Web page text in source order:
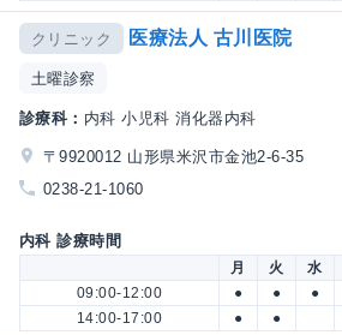
クリニック 医療法人 古川医院
土曜診察
診療科： 内科 小児科 消化器内科
〒9920012 山形県米沢市金池2-6-35
0238-21-1060
内科 診療時間
月 火 水
09:00-12:00
● ● ●
14:00-17:00
● ●